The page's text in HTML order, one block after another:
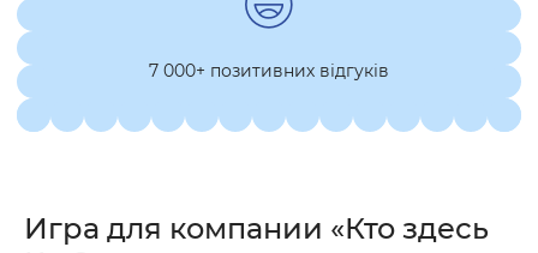
7 000+ позитивних відгуків
Игра для компании «Кто здесь